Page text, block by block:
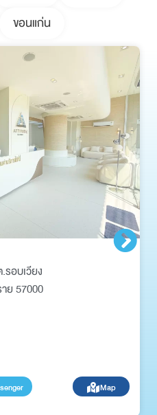
ขอนแก่น
อบเวียง
าย 57000
Map